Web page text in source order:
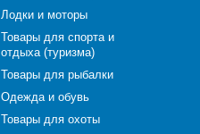
Лодки и моторы
Товары для спорта и
отдыха (туризма)
Товары для рыбалки
Одежда и обувь
Товары для охоты